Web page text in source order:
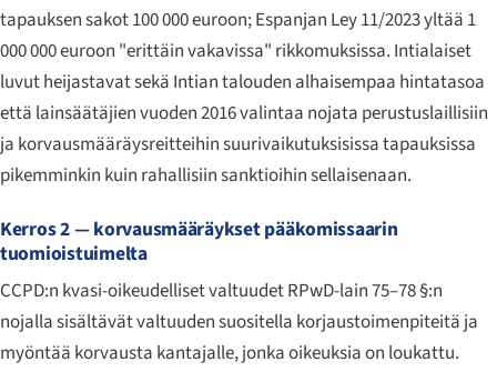
tapauksen sakot 100 000 euroon; Espanjan Ley 11/2023 yltää 1
000 000 euroon "erittäin vakavissa" rikkomuksissa. Intialaiset
luvut heijastavat sekä Intian talouden alhaisempaa hintatasoa
että lainsäätäjien vuoden 2016 valintaa nojata perustuslaillisiin
ja korvausmääräysreitteihin suurivaikutuksisissa tapauksissa
pikemminkin kuin rahallisiin sanktioihin sellaisenaan.
Kerros 2 — korvausmääräykset pääkomissaarin
tuomioistuimelta
CCPD:n kvasi-oikeudelliset valtuudet RPwD-lain 75–78 §:n
nojalla sisältävät valtuuden suositella korjaustoimenpiteitä ja
myöntää korvausta kantajalle, jonka oikeuksia on loukattu.